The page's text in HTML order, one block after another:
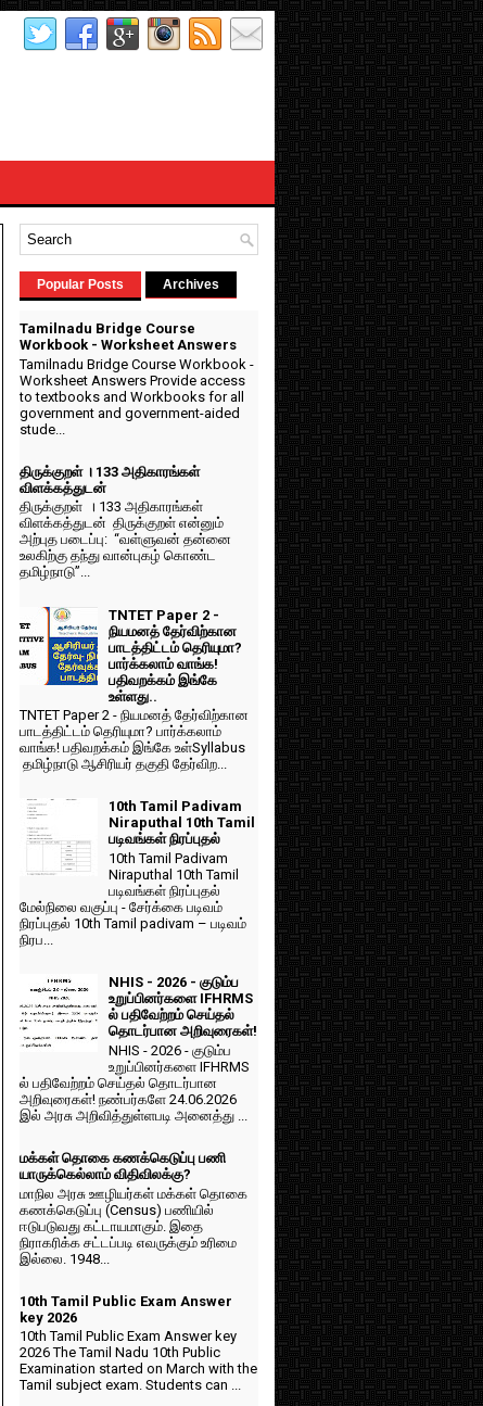
Popular Posts Archives
Tamilnadu Bridge Course
Workbook - Worksheet Answers
Tamilnadu Bridge Course Workbook -
Worksheet Answers Provide access
to textbooks and Workbooks for all
government and government-aided
stude...
திருக்குறள் । 133 அதிகாரங்கள்
விளக்கத்துடன்
திருக்குறள் । 133 அதிகாரங்கள்
விளக்கத்துடன் திருக்குறள் என்னும்
அற்புத படைப்பு: “வள்ளுவன் தன்னை
உலகிற்கு தந்து வான்புகழ் கொண்ட
தமிழ்நாடு”...
TNTET Paper 2 -
நியமனத் தேர்விற்கான
பாடத்திட்டம் தெரியுமா?
பார்க்கலாம் வாங்க!
பதிவறக்கம் இங்கே
உள்ளது..
TNTET Paper 2 - நியமனத் தேர்விற்கான
பாடத்திட்டம் தெரியுமா? பார்க்கலாம்
வாங்க! பதிவறக்கம் இங்கே உள்Syllabus
தமிழ்நாடு ஆசிரியர் தகுதி தேர்விற...
10th Tamil Padivam
Niraputhal 10th Tamil
படிவங்கள் நிரப்புதல்
10th Tamil Padivam
Niraputhal 10th Tamil
படிவங்கள் நிரப்புதல்
மேல்நிலை வகுப்பு - சேர்க்கை படிவம்
நிரப்புதல் 10th Tamil padivam – படிவம்
நிரப...
NHIS - 2026 - குடும்ப
உறுப்பினர்களை IFHRMS
ல் பதிவேற்றம் செய்தல்
தொடர்பான அறிவுரைகள்!
NHIS - 2026 - குடும்ப
உறுப்பினர்களை IFHRMS
ல் பதிவேற்றம் செய்தல் தொடர்பான
அறிவுரைகள்! நண்பர்களே 24.06.2026
இல் அரசு அறிவித்துள்ளபடி அனைத்து ...
மக்கள் தொகை கணக்கெடுப்பு பணி
யாருக்கெல்லாம் விதிவிலக்கு?
மாநில அரசு ஊழியர்கள் மக்கள் தொகை
கணக்கெடுப்பு (Census) பணியில்
ஈடுபடுவது கட்டாயமாகும். இதை
நிராகரிக்க சட்டப்படி எவருக்கும் உரிமை
இல்லை. 1948...
10th Tamil Public Exam Answer
key 2026
10th Tamil Public Exam Answer key
2026 The Tamil Nadu 10th Public
Examination started on March with the
Tamil subject exam. Students can ...